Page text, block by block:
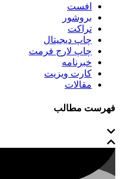
افست
بروشور
تراکت
چاپ دیجیتال
چاپ لارج فرمت
خبرنامه
کارت ویزیت
مقالات
فهرست مطالب